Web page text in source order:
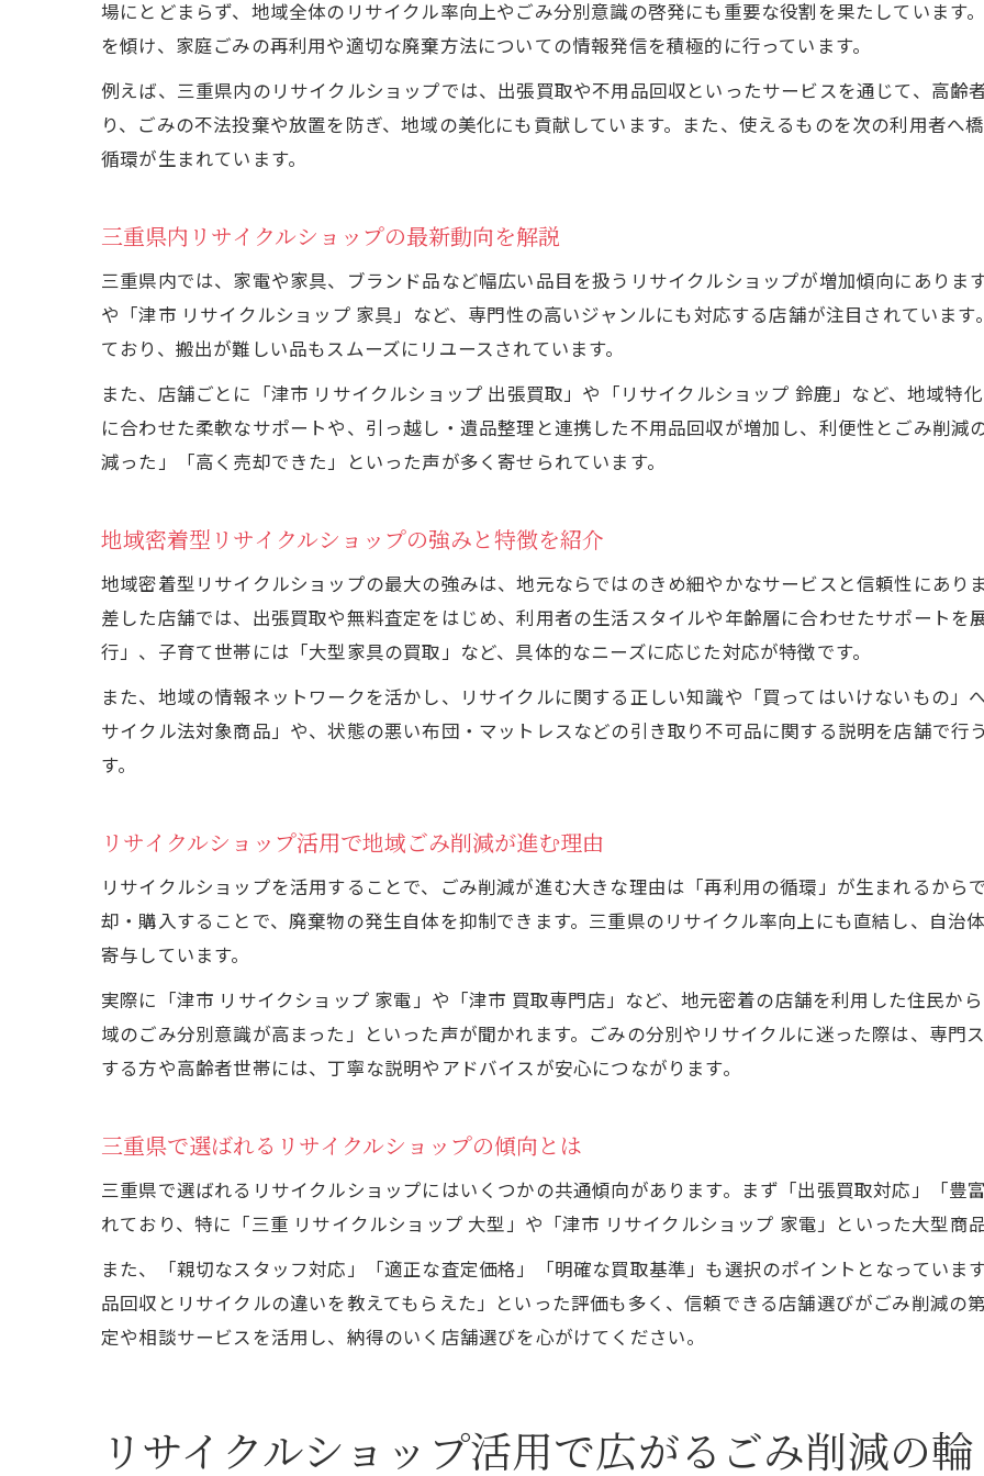
不要品処分に迷ったら三重県のリサイクルショップが解
リサイクルショップで不要品を賢く処分するコツ
三重県でリサイクルショップを利用する際の注意点
家電や家具もリサイクルショップで効率よく処分
家電や家具もOK三重の出張リサイクルサービス体験談
家電をリサイクルショップ出張買取で手軽に処分
家具のリサイクルショップ活用体験談を紹介
三重県で人気の出張リサイクルショップの魅力とは
出張サービスでリサイクルショップの利便性を実感
リサイクルショップが家電・家具の再利用を促進
リサイクルショップ活用でごみ削減に成功する秘訣
賢く選ぶリサイクルショップ利用法を伝授
家庭ごみ削減に役立つリサイクルショップの活用術
リサイクルショップでムダを省くポイントを紹介
ごみ削減を意識したリサイクルショップの使い方
リサイクルショップで避けたい商品の見極め方とは
家電や家具のリサイクルショップ購入時の注意点
リサイクルショップで避けるべき商品の見分け方
安全に選ぶためのリサイクルショップ活用ポイント
場にとどまらず、地域全体のリサイクル率向上やごみ分別意識の啓発にも重要な役割を果たしています
を傾け、家庭ごみの再利用や適切な廃棄方法についての情報発信を積極的に行っています。
例えば、三重県内のリサイクルショップでは、出張買取や不用品回収といったサービスを通じて、高齢
り、ごみの不法投棄や放置を防ぎ、地域の美化にも貢献しています。また、使えるものを次の利用者へ
循環が生まれています。
三重県内リサイクルショップの最新動向を解説
三重県内では、家電や家具、ブランド品など幅広い品目を扱うリサイクルショップが増加傾向にありま
や「津市 リサイクルショップ 家具」など、専門性の高いジャンルにも対応する店舗が注目されていま
ており、搬出が難しい品もスムーズにリユースされています。
また、店舗ごとに「津市 リサイクルショップ 出張買取」や「リサイクルショップ 鈴鹿」など、地域特
に合わせた柔軟なサポートや、引っ越し・遺品整理と連携した不用品回収が増加し、利便性とごみ削減
減った」「高く売却できた」といった声が多く寄せられています。
地域密着型リサイクルショップの強みと特徴を紹介
地域密着型リサイクルショップの最大の強みは、地元ならではのきめ細やかなサービスと信頼性にあり
差した店舗では、出張買取や無料査定をはじめ、利用者の生活スタイルや年齢層に合わせたサポートを
行」、子育て世帯には「大型家具の買取」など、具体的なニーズに応じた対応が特徴です。
また、地域の情報ネットワークを活かし、リサイクルに関する正しい知識や「買ってはいけないもの
サイクル法対象商品」や、状態の悪い布団・マットレスなどの引き取り不可品に関する説明を店舗で行
す。
リサイクルショップ活用で地域ごみ削減が進む理由
リサイクルショップを活用することで、ごみ削減が進む大きな理由は「再利用の循環」が生まれるから
却・購入することで、廃棄物の発生自体を抑制できます。三重県のリサイクル率向上にも直結し、自治
寄与しています。
実際に「津市 リサイクショップ 家電」や「津市 買取専門店」など、地元密着の店舗を利用した住民か
域のごみ分別意識が高まった」といった声が聞かれます。ごみの分別やリサイクルに迷った際は、専門
する方や高齢者世帯には、丁寧な説明やアドバイスが安心につながります。
三重県で選ばれるリサイクルショップの傾向とは
三重県で選ばれるリサイクルショップにはいくつかの共通傾向があります。まず「出張買取対応」「豊
れており、特に「三重 リサイクルショップ 大型」や「津市 リサイクルショップ 家電」といった大型商
また、「親切なスタッフ対応」「適正な査定価格」「明確な買取基準」も選択のポイントとなっていま
品回収とリサイクルの違いを教えてもらえた」といった評価も多く、信頼できる店舗選びがごみ削減の
定や相談サービスを活用し、納得のいく店舗選びを心がけてください。
リサイクルショップ活用で広がるごみ削減の輪